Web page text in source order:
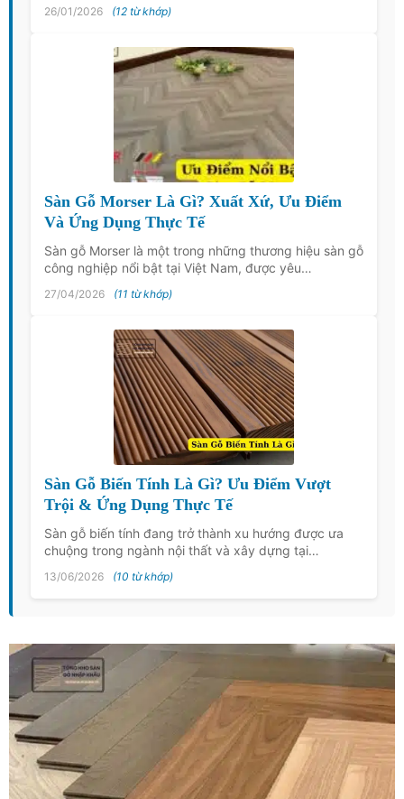
26/01/2026 (12 từ khớp)
Sàn Gỗ Morser Là Gì? Xuất Xứ, Ưu Điểm
Và Ứng Dụng Thực Tế
Sàn gỗ Morser là một trong những thương hiệu sàn gỗ
công nghiệp nổi bật tại Việt Nam, được yêu…
27/04/2026 (11 từ khớp)
Sàn Gỗ Biến Tính Là Gì? Ưu Điểm Vượt
Trội & Ứng Dụng Thực Tế
Sàn gỗ biến tính đang trở thành xu hướng được ưa
chuộng trong ngành nội thất và xây dựng tại…
13/06/2026 (10 từ khớp)